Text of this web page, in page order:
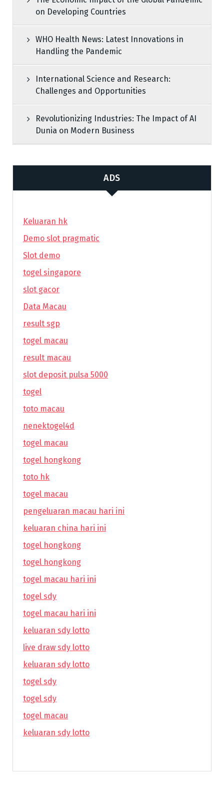
on Developing Countries
WHO Health News: Latest Innovations in
Handling the Pandemic
International Science and Research:
Challenges and Opportunities
Revolutionizing Industries: The Impact of AI
Dunia on Modern Business
ADS
Keluaran hk
Demo slot pragmatic
Slot demo
togel singapore
slot gacor
Data Macau
result sgp
togel macau
result macau
slot deposit pulsa 5000
togel
toto macau
nenektogel4d
togel macau
togel hongkong
toto hk
togel macau
pengeluaran macau hari ini
keluaran china hari ini
togel hongkong
togel hongkong
togel macau hari ini
togel sdy
togel macau hari ini
keluaran sdy lotto
live draw sdy lotto
keluaran sdy lotto
togel sdy
togel sdy
togel macau
keluaran sdy lotto